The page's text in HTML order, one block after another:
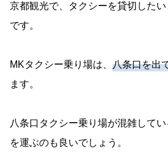
京都観光で、タクシーを貸切した
です。
MKタクシー乗り場は、 八条口を出
ます。
八条口タクシー乗り場が混雑して
を運ぶのも良いでしょう。